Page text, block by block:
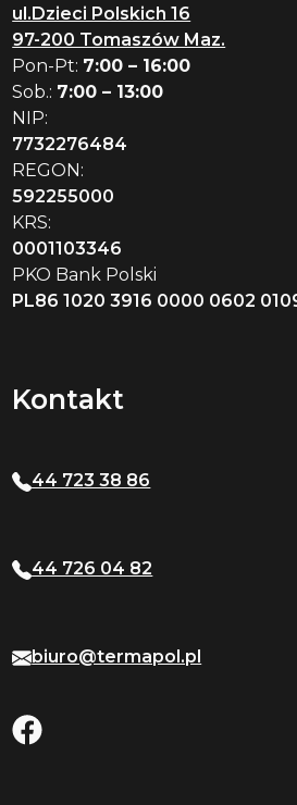
ul.Dzieci Polskich 16
97-200 Tomaszów Maz.
Pon-Pt: 7:00 – 16:00
Sob.: 7:00 – 13:00
NIP:
7732276484
REGON:
592255000
KRS:
0001103346
PKO Bank Polski
PL86 1020 3916 0000 0602
Kontakt
44 723 38 86
44 726 04 82
biuro@termapol.pl